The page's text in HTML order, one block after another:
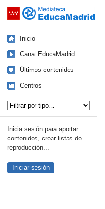
Saltar navegación
Inicio
Canal EducaMadrid
Últimos contenidos
Centros
Inicia sesión para aportar
contenidos, crear listas de
reproducción...
Iniciar sesión